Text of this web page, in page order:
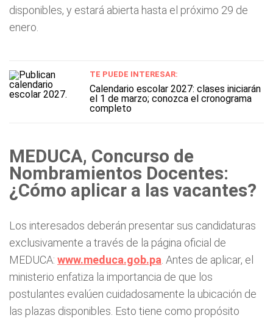
disponibles, y estará abierta hasta el próximo 29 de
enero.
TE PUEDE INTERESAR:
Calendario escolar 2027: clases iniciarán
el 1 de marzo; conozca el cronograma
completo
MEDUCA, Concurso de
Nombramientos Docentes:
¿Cómo aplicar a las vacantes?
Los interesados deberán presentar sus candidaturas
exclusivamente a través de la página oficial de
MEDUCA: www.meduca.gob.pa . Antes de aplicar, el
ministerio enfatiza la importancia de que los
postulantes evalúen cuidadosamente la ubicación de
las plazas disponibles. Esto tiene como propósito